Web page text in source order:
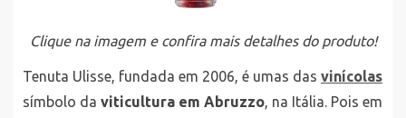
Clique na imagem e confira mais detalhes do produto!
Tenuta Ulisse, fundada em 2006, é umas das vinícolas
símbolo da viticultura em Abruzzo, na Itália. Pois em